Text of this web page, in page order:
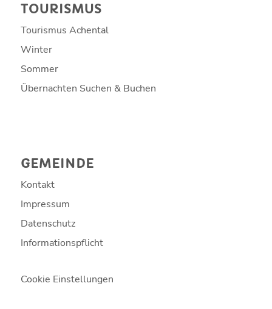
TOURISMUS
Tourismus Achental
Winter
Sommer
Übernachten Suchen & Buchen
GEMEINDE
Kontakt
Impressum
Datenschutz
Informationspflicht
Cookie Einstellungen